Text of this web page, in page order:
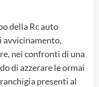
della Rc auto
avvicinamento,
nei confronti di una
di azzerare le ormai
presenti al